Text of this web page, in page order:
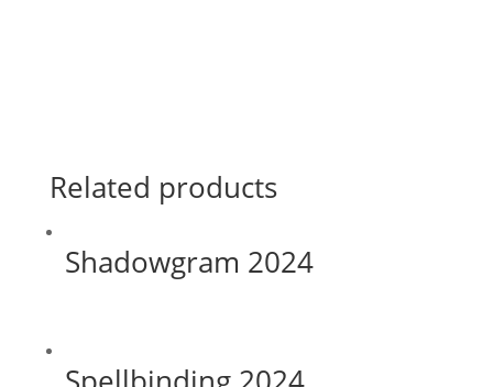
Related products
Shadowgram 2024